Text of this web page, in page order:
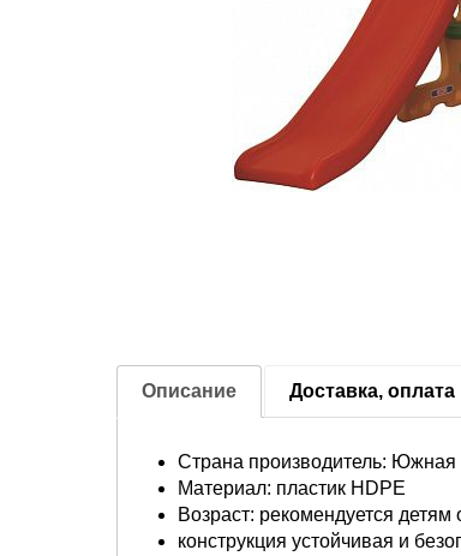
Описание Доставка,
Страна производитель: Южная
Материал: пластик HDPE
Возраст: рекомендуется детям
конструкция устойчивая и